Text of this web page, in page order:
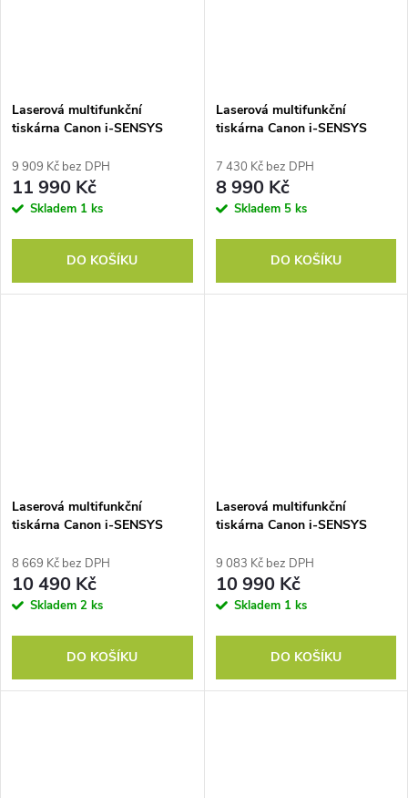
Laserová multifunkční
tiskárna Canon i-SENSYS
9 909 Kč bez DPH
11 990 Kč
Skladem 1 ks
DO KOŠÍKU
Laserová multifunkční
tiskárna Canon i-SENSYS
7 430 Kč bez DPH
8 990 Kč
Skladem 5 ks
DO KOŠÍKU
Laserová multifunkční
tiskárna Canon i-SENSYS
8 669 Kč bez DPH
10 490 Kč
Skladem 2 ks
DO KOŠÍKU
Laserová multifunkční
tiskárna Canon i-SENSYS
9 083 Kč bez DPH
10 990 Kč
Skladem 1 ks
DO KOŠÍKU